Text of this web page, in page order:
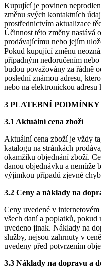
Kupující je povinen
změnu svých kontaktních
prostřednictvím aktualizace
Účinnost této změny nastává
prodávajícímu nebo jejím
Pokud kupující změnu
případným nedoručením
budou považovány za řádně
poslední známou adresu,
nebo na elektronickou adresu
3 PLATEBNÍ PODMÍNKY
3.1 Aktuální cena zboží
Aktuální cena zboží je vždy
katalogu na stránkách
okamžiku objednání zboží.
danou objednávku a nemůže
výjimkou případů zjevné
3.2 Ceny a náklady na
Ceny uvedené v
všech daní a poplatků,
uvedeno jinak. Náklady na
služby, nejsou zahrnuty v
uvedeny před potvrzením
3.3 Náklady na dopravu a